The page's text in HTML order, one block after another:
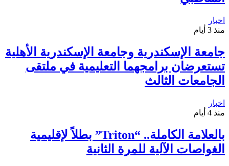
اخبار
منذ 3 أيام
جامعة الإسكندرية وجامعة الإسكندرية الأهلية
تستعرضان برامجهما التعليمية في ملتقى
الجامعات الثالث
اخبار
منذ 4 أيام
بالعلامة الكاملة.. “Triton” بطلاً لإقليمية
الغواصات الآلية للمرة الثانية